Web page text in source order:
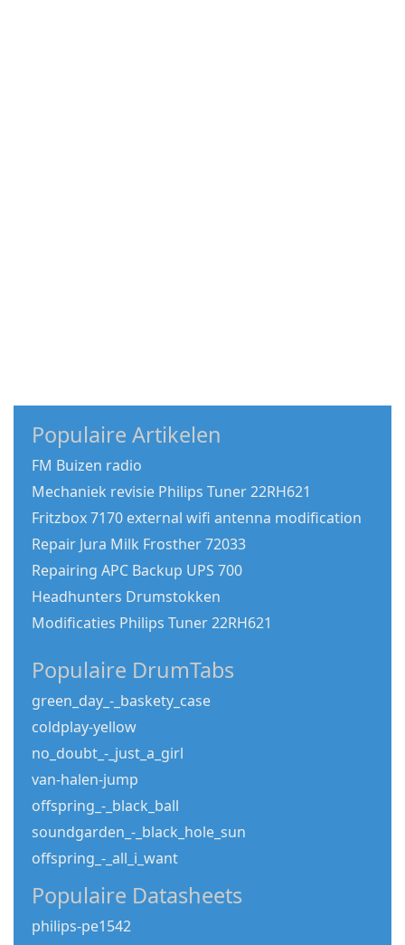
Populaire Artikelen
FM Buizen radio
Mechaniek revisie Philips Tuner 22RH621
Fritzbox 7170 external wifi antenna modification
Repair Jura Milk Frosther 72033
Repairing APC Backup UPS 700
Headhunters Drumstokken
Modificaties Philips Tuner 22RH621
Populaire DrumTabs
green_day_-_baskety_case
coldplay-yellow
no_doubt_-_just_a_girl
van-halen-jump
offspring_-_black_ball
soundgarden_-_black_hole_sun
offspring_-_all_i_want
Populaire Datasheets
philips-pe1542